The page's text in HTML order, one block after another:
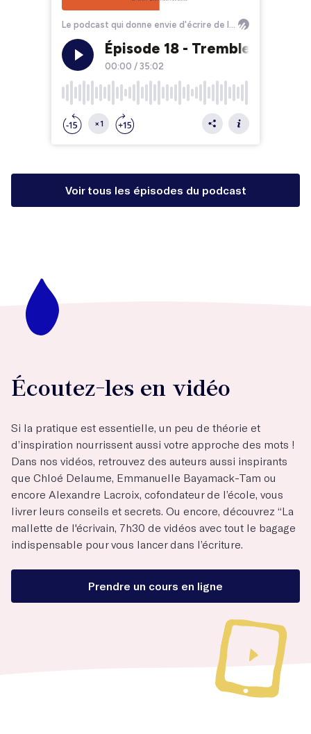
Voir tous les épisodes du podcast
Écoutez-les en vidéo
Si la pratique est essentielle, un peu de théorie et
d’inspiration nourrissent aussi votre approche des mots !
Dans nos vidéos, retrouvez des auteurs aussi inspirants
que Chloé Delaume, Emmanuelle Bayamack-Tam ou
encore Alexandre Lacroix, cofondateur de l’école, vous
livrer leurs conseils et secrets. Ou encore, découvrez “La
mallette de l'écrivain, 7h30 de vidéos avec tout le bagage
indispensable pour vous lancer dans l’écriture.
Prendre un cours en ligne